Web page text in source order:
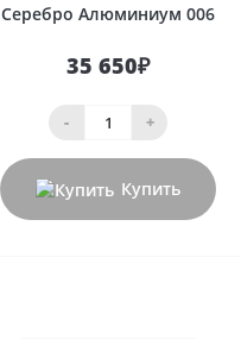
Серебро Алюминиум 006
35 650₽
- +
Купить